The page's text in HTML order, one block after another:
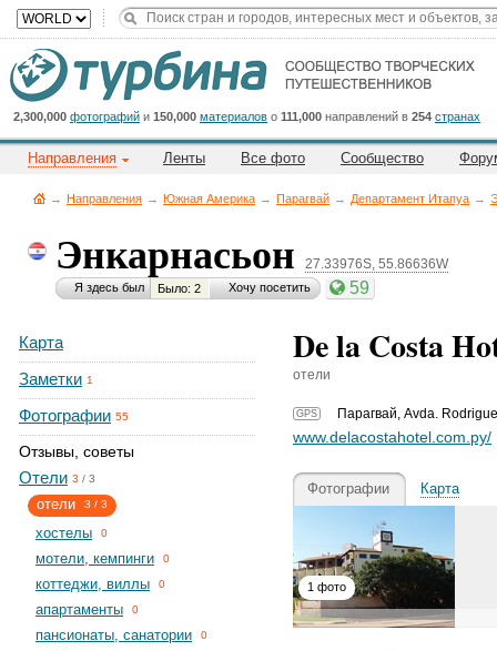
2,300,000 фотографий и 150,000 материалов о 111,000 направлений в 254 странах
Направления Ленты Все фото Сообщество
→ Направления → Южная Америка → Парагвай → Департамент Итапуа →
Энкарнасьон 27.33976S, 55.86636W
Я здесь был Было: 2 Хочу посетить 59
Карта
Заметки 1
Фотографии 55
Отзывы, советы
Отели 3 / 3
отели 3 / 3
хостелы 0
мотели, кемпинги 0
коттеджи, виллы 0
апартаменты 0
пансионаты, санатории 0
De la Costa
отели
GPS Парагвай, Avda.
www.delacostahotel.com.py/
Фотографии Карта
1 фото
Cейчас
на
сайте:
Title
Button